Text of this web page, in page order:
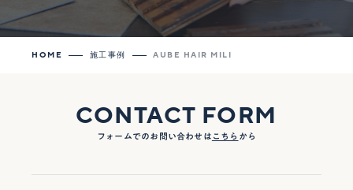
HOME 施工事例 AUBE HAIR MILI
CONTACT FORM
フォームでのお問い合わせは こちら から